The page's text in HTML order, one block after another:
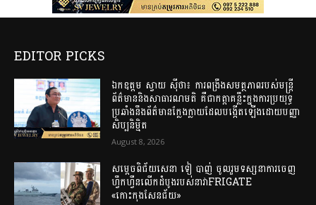
EDITOR PICKS
ឯកឧត្តម ស្វាយ ស៊ីថា៖ ការពង្រឹងសមត្ថភាពរបស់មន្ត្រី
ព័ត៌មាននិងសាធារណមតិ គឺជាកត្តាគន្លឹះក្នុងការប្រយុទ្ធ
ប្រឆាំងនឹងព័ត៌មានក្លែងក្លាយដែលបង្កើតឡើងដោយបញ្ញា
សិប្បនិម្មិត
August 8, 2026
សម្តេចពិជ័យសេនា ទៀ បាញ់ ចូលរួមទស្សនាការចេញ
ហ្វឹកហ្វឺនលើកដំបូងរបស់នាវាFRIGATE
«កោះកុងសែនជ័យ»